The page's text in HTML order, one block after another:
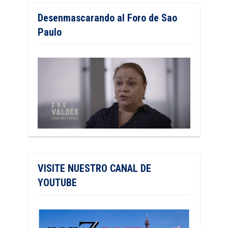
Desenmascarando al Foro de Sao
Paulo
VISITE NUESTRO CANAL DE
YOUTUBE